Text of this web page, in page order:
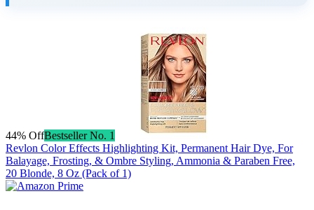
44% OffBestseller No. 1
Revlon Color Effects Highlighting Kit, Permanent Hair Dye, For
Balayage, Frosting, & Ombre Styling, Ammonia & Paraben Free,
20 Blonde, 8 Oz (Pack of 1)